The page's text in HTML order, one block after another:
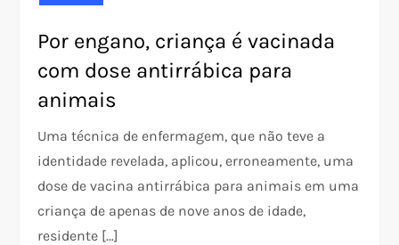
Por engano, criança é vacinada
com dose antirrábica para
animais
Uma técnica de enfermagem, que não teve a
identidade revelada, aplicou, erroneamente, uma
dose de vacina antirrábica para animais em uma
criança de apenas de nove anos de idade,
residente […]